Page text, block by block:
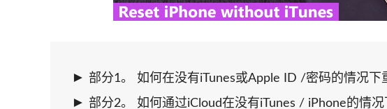
部分1。 如何在没有iTunes或Apple ID /密码的情况下
部分2。 如何通过iCloud在没有iTunes / iPhone的情